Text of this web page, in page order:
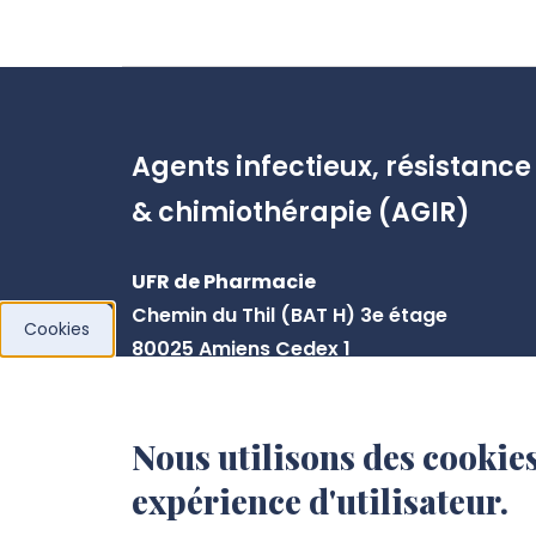
Agents infectieux, résistance
& chimiothérapie (AGIR)
UFR de Pharmacie
Chemin du Thil (BAT H) 3e étage
80025 Amiens Cedex 1
Santé
Pôle K - CHU-Amiens Picardie
D408 (René Laennec)
Cookies
Nous utilisons des
expérience d'utilisateur.